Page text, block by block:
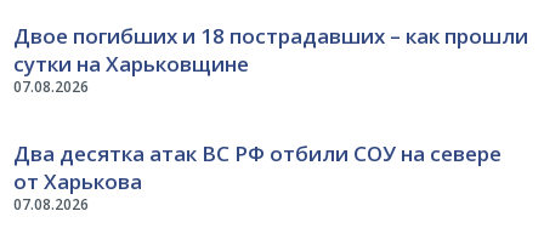
07.08.2026
Двое погибших и 18 пострадавших – как прошли
сутки на Харьковщине
07.08.2026
Два десятка атак ВС РФ отбили СОУ на севере
от Харькова